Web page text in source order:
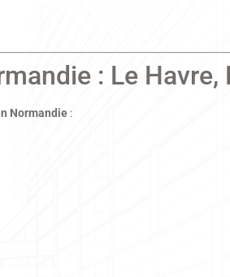
: Le Havre,
Normandie :